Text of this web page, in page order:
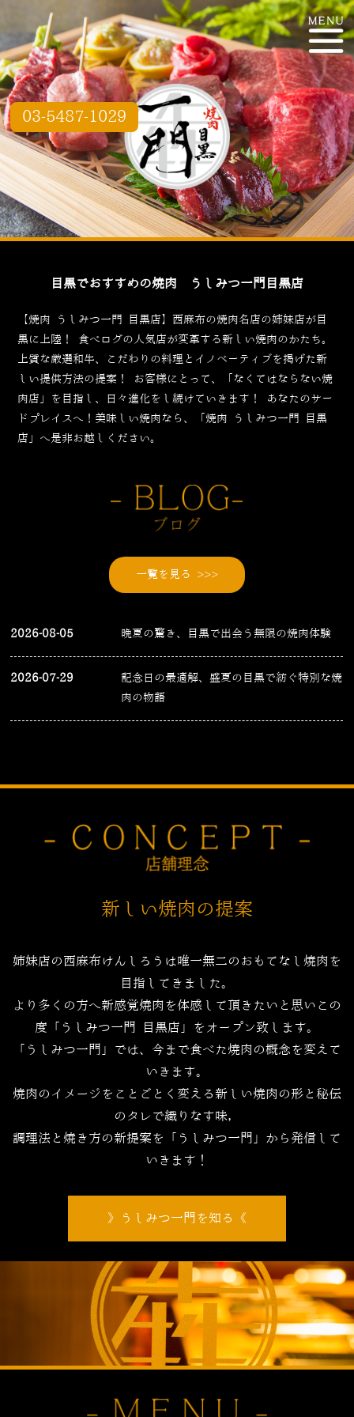
03-5487-1029
目黒でおすすめの焼肉 うしみつ一門目黒店
【焼肉 うしみつ一門 目黒店】西麻布の焼肉名店の姉妹店が目
黒に上陸！
食べログの人気店が変革する新しい焼肉のかたち。
上質な厳選和牛、こだわりの料理とイノベーティブを掲げた新
しい提供方法の提案！
お客様にとって、「なくてはならない焼
肉店」を目指し、日々進化をし続けていきます！
あなたのサー
ドプレイスへ！美味しい焼肉なら、「焼肉 うしみつ一門 目黒
店」へ是非お越しください。
一覧を見る >>>
2026-08-05 晩夏の驚き、目黒で出会う無限の焼肉体験
2026-07-29
記念日の最適解、盛夏の目黒で紡ぐ特別な焼
肉の物語
新しい焼肉の提案
姉妹店の西麻布けんしろうは唯一無二のおもてなし焼肉を
目指してきました。
より多くの方へ新感覚焼肉を体感して頂きたいと思いこの
度「うしみつ一門 目黒店」をオープン致します。
「うしみつ一門」では、今まで食べた焼肉の概念を変えて
いきます。
焼肉のイメージをことごとく変える新しい焼肉の形と秘伝
のタレで織りなす味，
調理法と焼き方の新提案を「うしみつ一門」から発信して
いきます！
うしみつ一門を知る